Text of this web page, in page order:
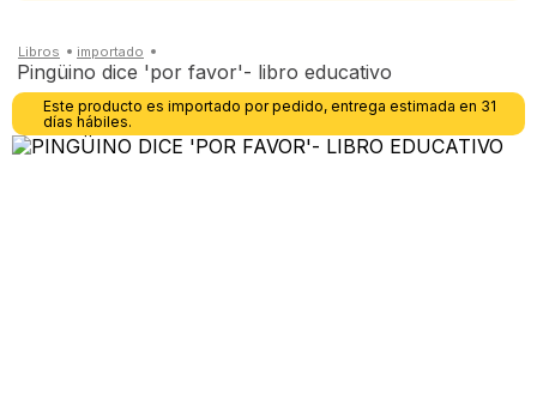
pingüino dice 'por favor'- libro educativo
Este producto es importado por pedido, entrega estimada en 31
días hábiles.